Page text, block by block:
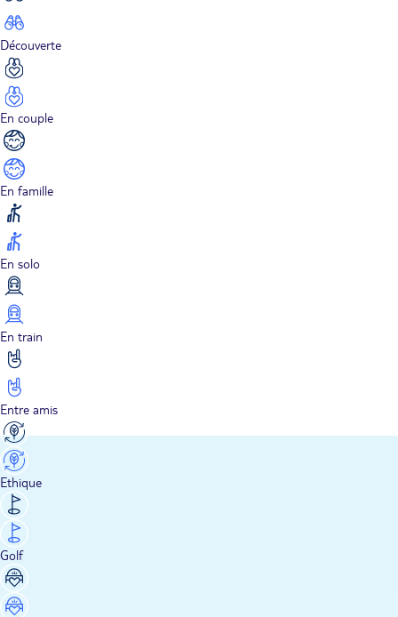
Découverte
En couple
En famille
En solo
En train
Entre amis
Ethique
Golf